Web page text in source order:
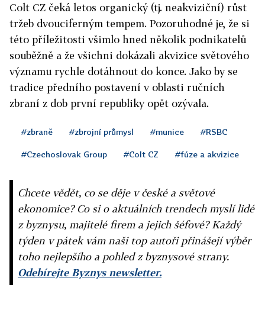
Colt CZ čeká letos organický (tj. neakviziční) růst
tržeb dvouciferným tempem. Pozoruhodné je, že si
této příležitosti všimlo hned několik podnikatelů
souběžně a že všichni dokázali akvizice světového
významu rychle dotáhnout do konce. Jako by se
tradice předního postavení v oblasti ručních
zbraní z dob první republiky opět ozývala.
#zbraně #zbrojní průmysl #munice #RSBC
#Czechoslovak Group #Colt CZ #fúze a akvizice
Chcete vědět, co se děje v české a světové
ekonomice? Co si o aktuálních trendech myslí lidé
z byznysu, majitelé firem a jejich šéfové? Každý
týden v pátek vám naši top autoři přinášejí výběr
toho nejlepšího a pohled z byznysové strany.
Odebírejte Byznys newsletter.